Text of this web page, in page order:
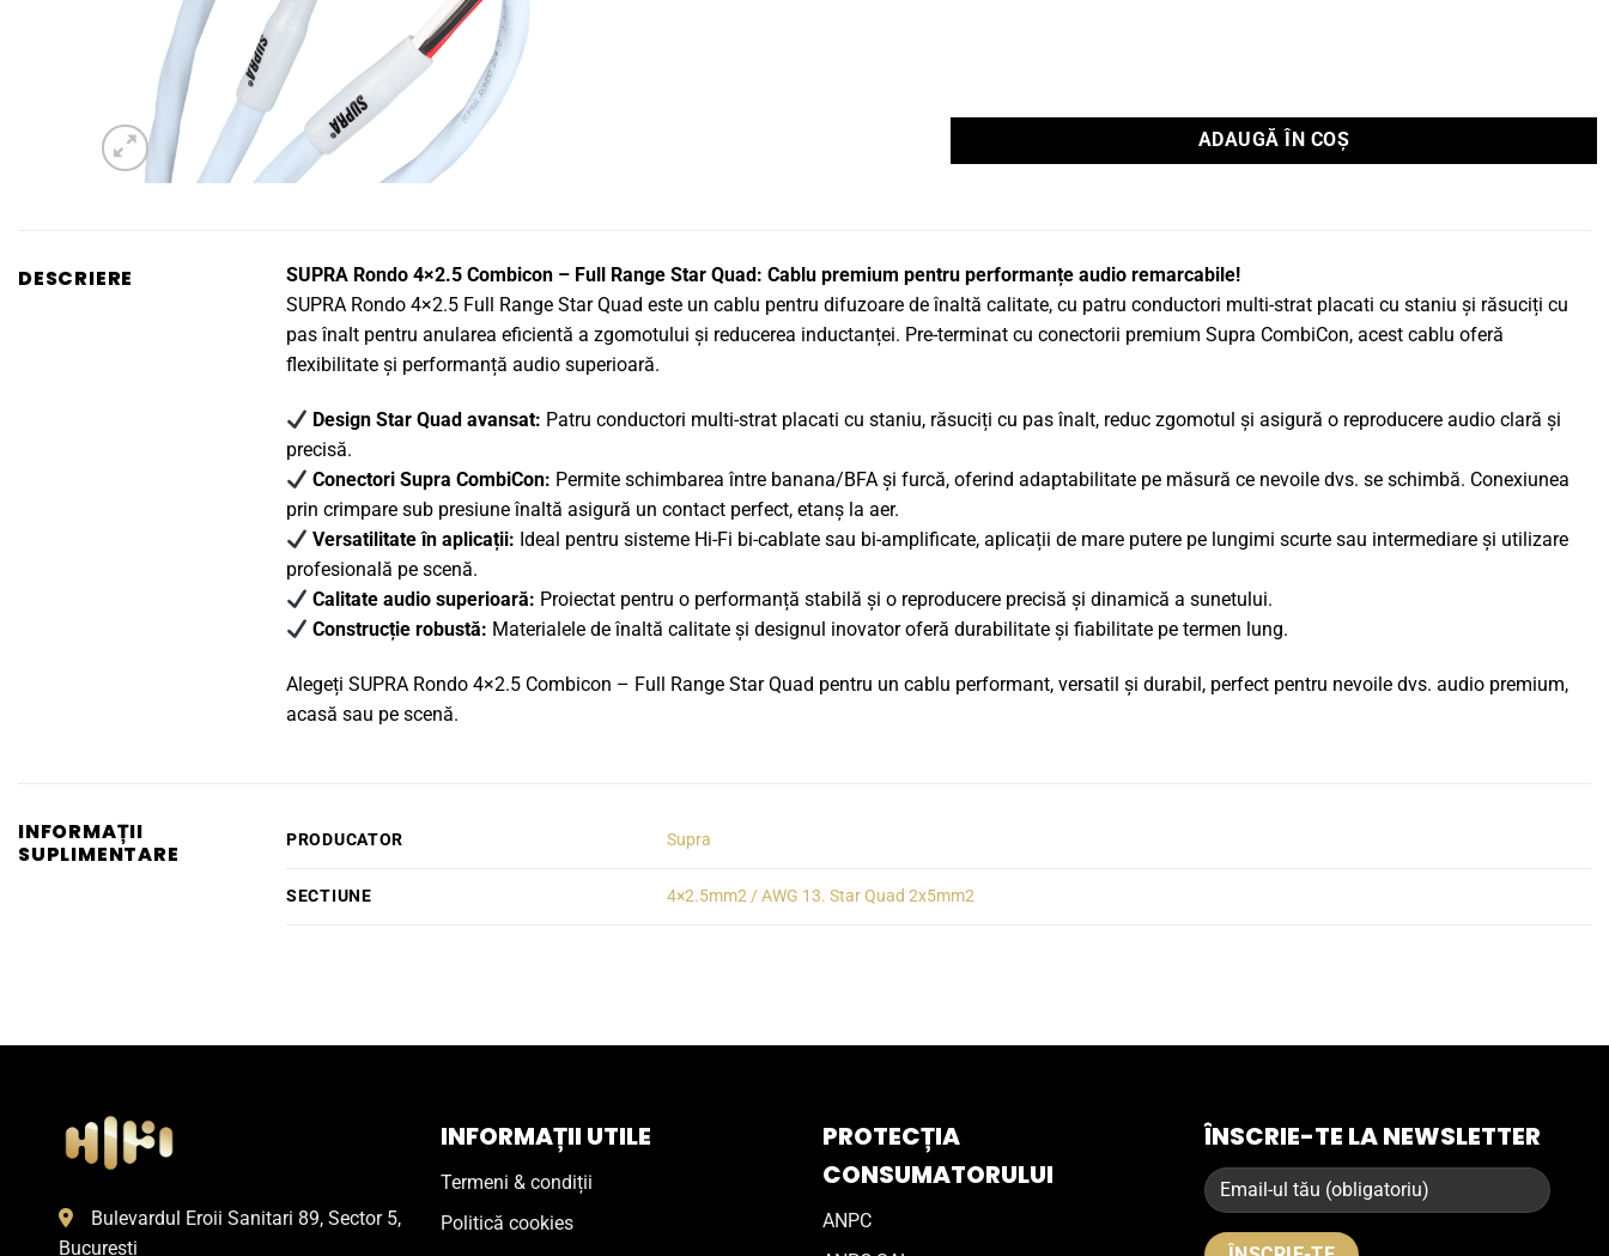
ADAUGĂ ÎN COȘ
DESCRIERE
SUPRA Rondo 4×2.5 Combicon – Full Range Star Quad: Cablu premium pentru performanțe audio remarcabile!
SUPRA Rondo 4×2.5 Full Range Star Quad este un cablu pentru difuzoare de înaltă calitate, cu patru conductori multi-strat placati cu staniu și răsuciți cu
pas înalt pentru anularea eficientă a zgomotului și reducerea inductanței. Pre-terminat cu conectorii premium Supra CombiCon, acest cablu oferă
flexibilitate și performanță audio superioară.
Design Star Quad avansat: Patru conductori multi-strat placati cu staniu, răsuciți cu pas înalt, reduc zgomotul și asigură o reproducere audio clară și
precisă.
Conectori Supra CombiCon: Permite schimbarea între banana/BFA și furcă, oferind adaptabilitate pe măsură ce nevoile dvs. se schimbă. Conexiunea
prin crimpare sub presiune înaltă asigură un contact perfect, etanș la aer.
Versatilitate în aplicații: Ideal pentru sisteme Hi-Fi bi-cablate sau bi-amplificate, aplicații de mare putere pe lungimi scurte sau intermediare și utilizare
profesională pe scenă.
Calitate audio superioară: Proiectat pentru o performanță stabilă și o reproducere precisă și dinamică a sunetului.
Construcție robustă: Materialele de înaltă calitate și designul inovator oferă durabilitate și fiabilitate pe termen lung.
Alegeți SUPRA Rondo 4×2.5 Combicon – Full Range Star Quad pentru un cablu performant, versatil și durabil, perfect pentru nevoile dvs. audio premium,
acasă sau pe scenă.
INFORMAȚII
SUPLIMENTARE
PRODUCATOR Supra
SECTIUNE 4×2.5mm2 / AWG 13. Star Quad 2x5mm2
Bulevardul Eroii Sanitari 89, Sector 5,
Bucuresti
INFORMAȚII UTILE
Termeni & condiții
Politică cookies
PROTECȚIA
CONSUMATORULUI
ANPC
ÎNSCRIE-TE LA NEWSLETTER